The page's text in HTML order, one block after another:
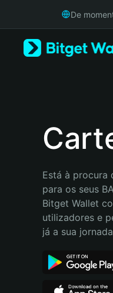
Русский
Bahasa Indonesia
Español (Argentina)
De
Está à procura
para os seus
Bitget Wallet
utilizadores e
já a sua